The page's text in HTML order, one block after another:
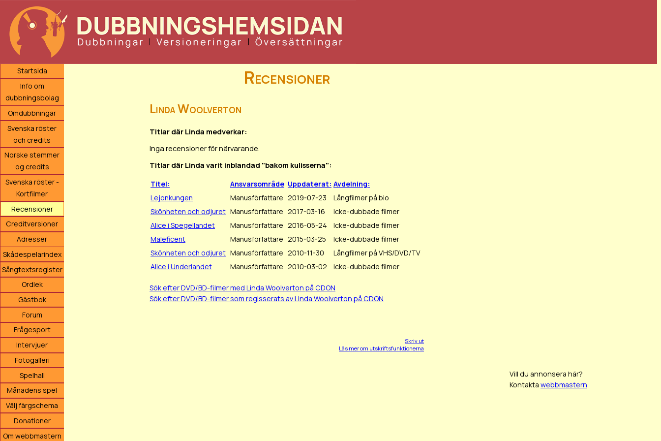
Startsida
Info om
dubbningsbolag
Omdubbningar
Svenska röster
och credits
Norske stemmer
og credits
Svenska röster -
Kortfilmer
Recensioner
Creditversioner
Adresser
Skådespelarindex
Sångtextsregister
Ordlek
Gästbok
Forum
Frågesport
Intervjuer
Fotogalleri
Spelhall
Månadens spel
Välj färgschema
Donationer
Om webbmastern
Recensioner
Linda Woolverton
Titlar där Linda medverkar:
Inga recensioner för närvarande.
Titlar där Linda varit inblandad "bakom kulisserna":
Titel: Ansvarsområde Uppdaterat: Avdelning:
Lejonkungen
Manusförfattare 2019-07-23
Långfilmer på bio
Skönheten och odjuret Manusförfattare 2017-03-16
Icke-dubbade filmer
Alice i Spegellandet
Manusförfattare 2016-05-24
Icke-dubbade filmer
Maleficent
Manusförfattare 2015-03-25
Icke-dubbade filmer
Skönheten och odjuret Manusförfattare 2010-11-30
Långfilmer på VHS/DVD/TV
Alice i Underlandet
Manusförfattare 2010-03-02 Icke-dubbade filmer
Sök efter DVD/BD-filmer med Linda Woolverton på CDON
Sök efter DVD/BD-filmer som regisserats av Linda Woolverton på CDON
Skriv ut
Läs mer om utskriftsfunktionerna
Vill du annonsera här?
Kontakta webbmastern